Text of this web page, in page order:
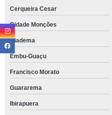
Cerqueira Cesar
Cidade Monções
Diadema
Embu-Guaçu
Francisco Morato
Guararema
Ibirapuera